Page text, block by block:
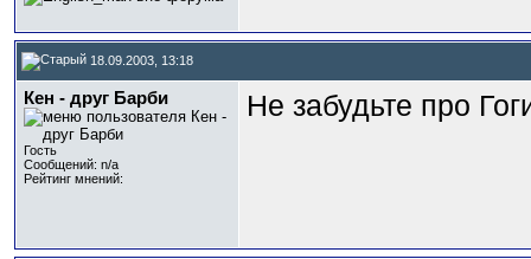
18.09.2003, 13:18
Кен - друг Барби
Гость
Сообщений: n/a
Рейтинг мнений:
Не забудьте про